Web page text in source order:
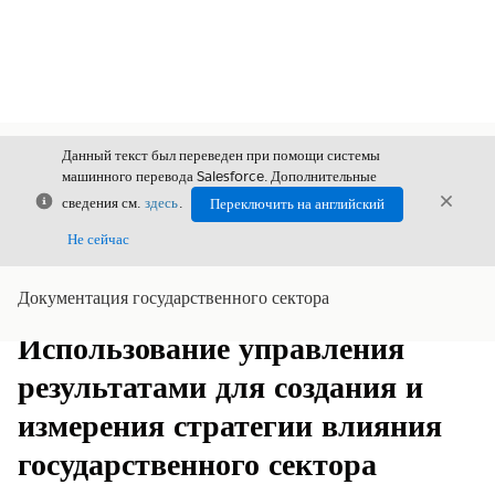
Закрыть
Данный текст был переведен при помощи системы
машинного перевода Salesforce. Дополнительные
сведения см. здесь.
Переключить на английский
Не сейчас
Документация государственного сектора
Показать содержание
Содержание
Использование управления
результатами для создания и
измерения стратегии влияния
государственного сектора